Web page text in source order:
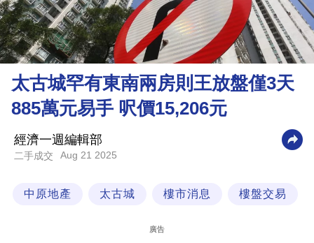
樓
市
理
財
商
業
科
太古城罕有東南兩房則王放盤僅3天
885萬元易手 呎價15,206元
經濟一週編輯部
二手成交 Aug 21 2025
中原地產 太古城 樓市消息 樓盤交易
廣告